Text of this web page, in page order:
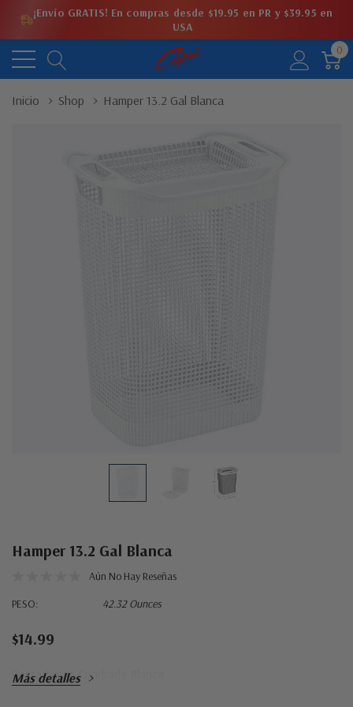
¡Envío GRATIS! En compras desde $19.95 en PR y $39.95 en
USA
0
Inicio Shop Hamper 13.2 Gal Blanca
Hamper 13.2 Gal Blanca
Aún No Hay Reseñas
PESO:
42.32 Ounces
$14.99
Cesta Linum Cuadrada Blanca
Más detalles